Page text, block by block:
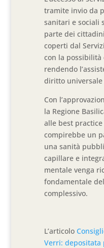
tramite invio da
sanitari e sociali
parte dei
coperti dal
con la
rendendo
diritto universale
Con
la Regione
alle best
compirebbe un
una sanità
capillare e
mentale venga
fondamentale
complessivo.
L’articolo
Verri: depositata